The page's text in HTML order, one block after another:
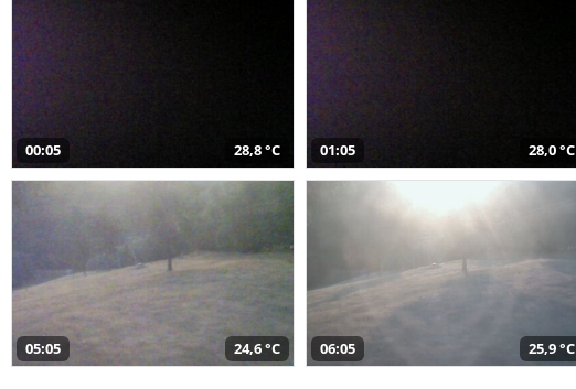
00:05 28,8 °C 01:05 28,0 °C
05:05 24,6 °C 06:05 25,9 °C